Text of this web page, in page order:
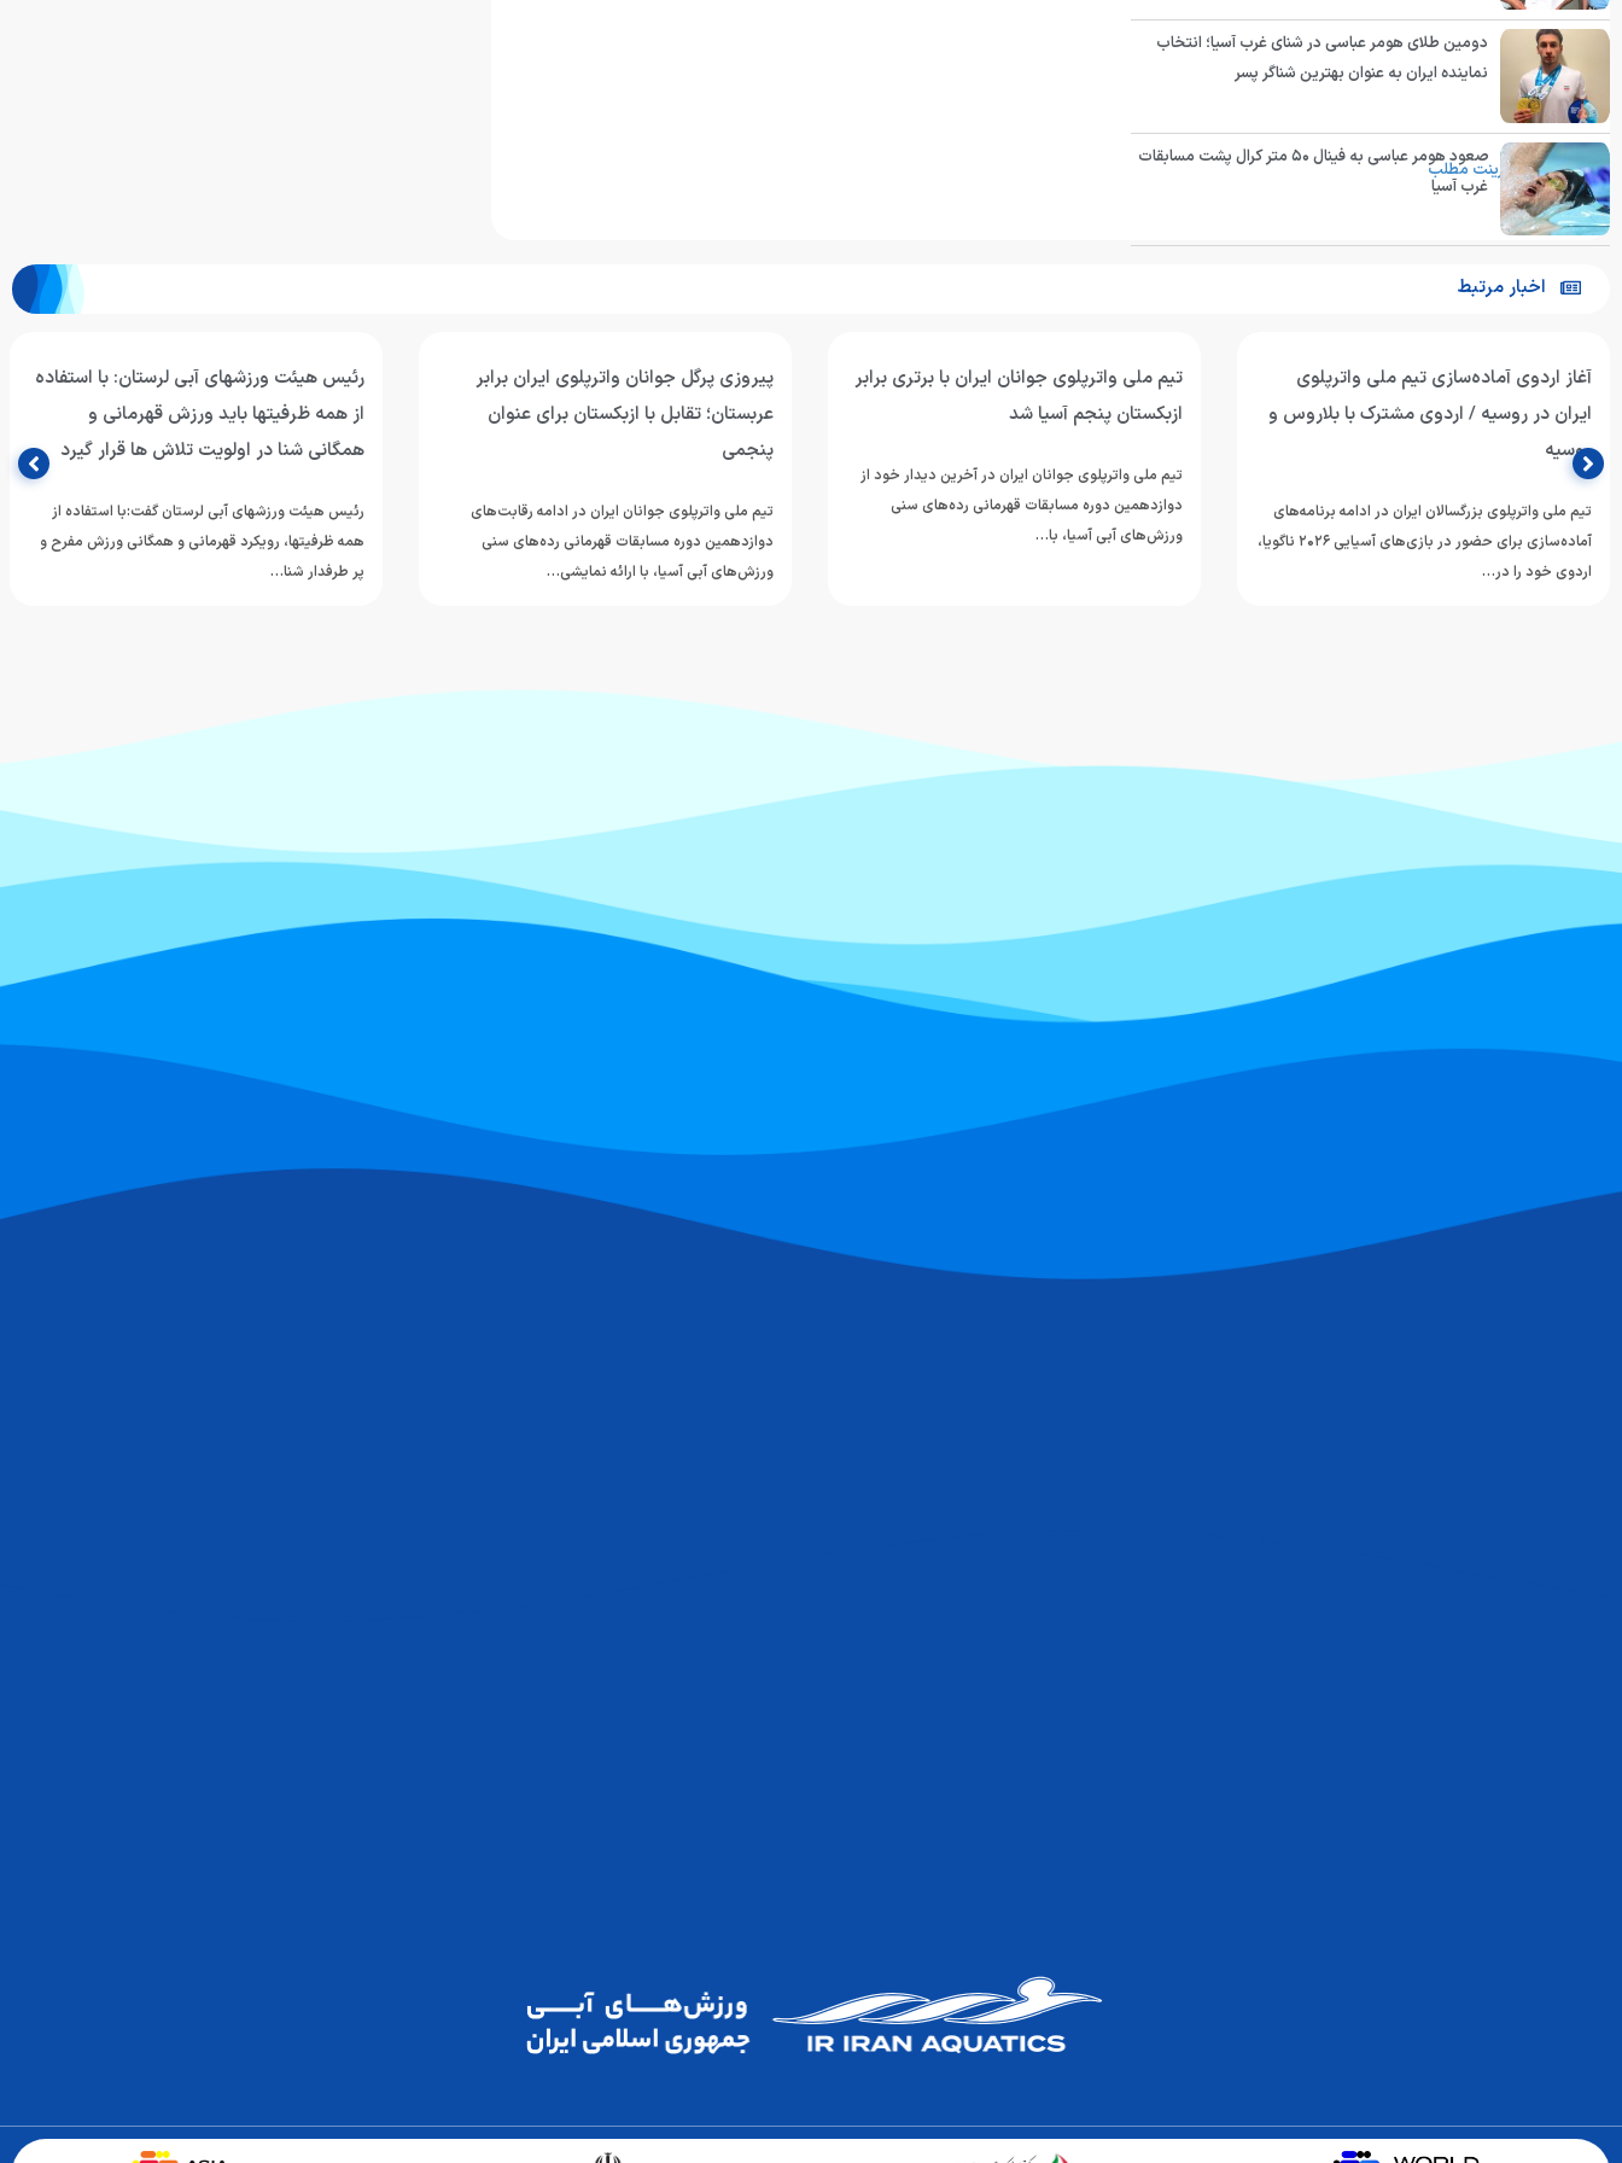
انتهای پیام
پرینت مطلب
دومین طلای هومر عباسی در شنای غرب آسیا؛ انتخاب
نماینده ایران به عنوان بهترین شناگر پسر
صعود هومر عباسی به فینال ۵۰ متر کرال پشت مسابقات
غرب آسیا
اخبار مرتبط
آغاز اردوی آماده‌سازی تیم ملی واترپلوی
ایران در روسیه / اردوی مشترک با بلاروس و
روسیه
تیم ملی واترپلوی بزرگسالان ایران در ادامه برنامه‌های
آماده‌سازی برای حضور در بازی‌های آسیایی ۲۰۲۶ ناگویا،
اردوی خود را در…
تیم ملی واترپلوی جوانان ایران با برتری برابر
ازبکستان پنجم آسیا شد
تیم ملی واترپلوی جوانان ایران در آخرین دیدار خود از
دوازدهمین دوره مسابقات قهرمانی رده‌های سنی
ورزش‌های آبی آسیا، با…
پیروزی پرگل جوانان واترپلوی ایران برابر
عربستان؛ تقابل با ازبکستان برای عنوان
پنجمی
تیم ملی واترپلوی جوانان ایران در ادامه رقابت‌های
دوازدهمین دوره مسابقات قهرمانی رده‌های سنی
ورزش‌های آبی آسیا، با ارائه نمایشی…
رئیس هیئت ورزشهای آبی لرستان: با استفاده
از همه ظرفیتها باید ورزش قهرمانی و
همگانی شنا در اولویت تلاش ها قرار گیرد
رئیس هیئت ورزشهای آبی لرستان گفت:با استفاده از
همه ظرفیتها، رویکرد قهرمانی و همگانی ورزش مفرح و
پر طرفدار شنا…